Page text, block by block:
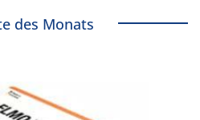
des Monats